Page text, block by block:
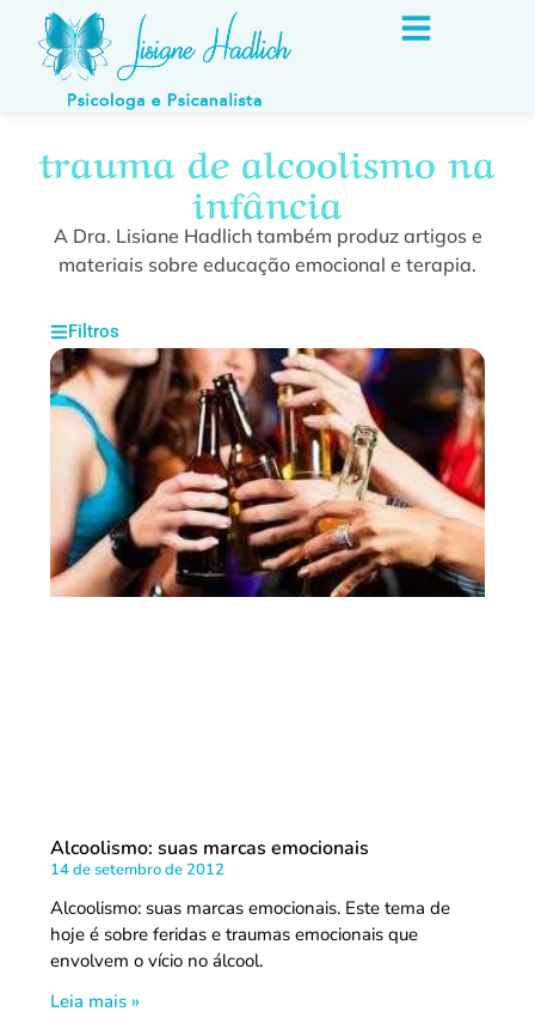
trauma de alcoolismo na
infância
A Dra. Lisiane Hadlich também produz artigos e
materiais sobre educação emocional e terapia.
Filtros
Alcoolismo: suas marcas emocionais
14 de setembro de 2012
Alcoolismo: suas marcas emocionais. Este tema de
hoje é sobre feridas e traumas emocionais que
envolvem o vício no álcool.
Leia mais »